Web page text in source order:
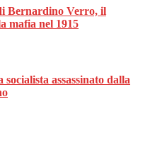
Bernardino Verro, il
mafia nel 1915
socialista assassinato dalla